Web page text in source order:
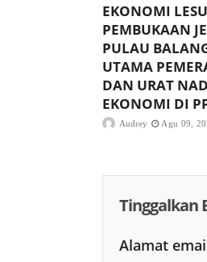
EKONOMI
PEMBUKAAN
PULAU
UTAMA
DAN URAT
EKONOMI DI
Audrey Agu 09,
Tinggalkan
Alamat